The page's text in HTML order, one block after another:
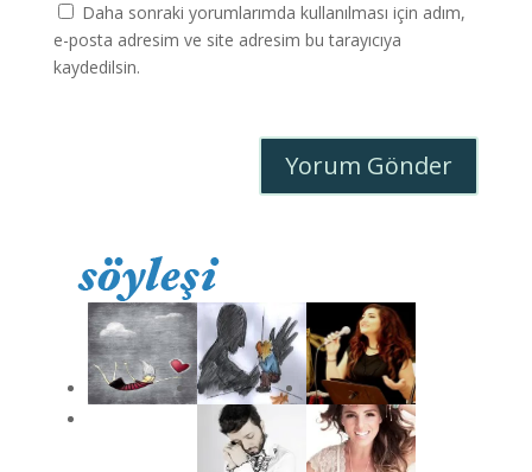
Daha sonraki yorumlarımda kullanılması için adım,
e-posta adresim ve site adresim bu tarayıcıya
kaydedilsin.